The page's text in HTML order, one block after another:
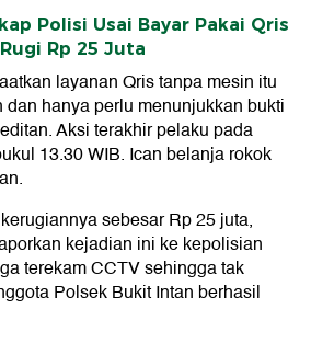
Polisi Usai Bayar Pakai Qris
Rp 25 Juta
layanan Qris tanpa mesin itu
hanya perlu menunjukkan bukti
Aksi terakhir pelaku pada
13.30 WIB. Ican belanja rokok
sebesar Rp 25 juta,
kejadian ini ke kepolisian
terekam CCTV sehingga tak
Polsek Bukit Intan berhasil